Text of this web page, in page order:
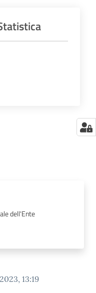
dell'Ente
13:19